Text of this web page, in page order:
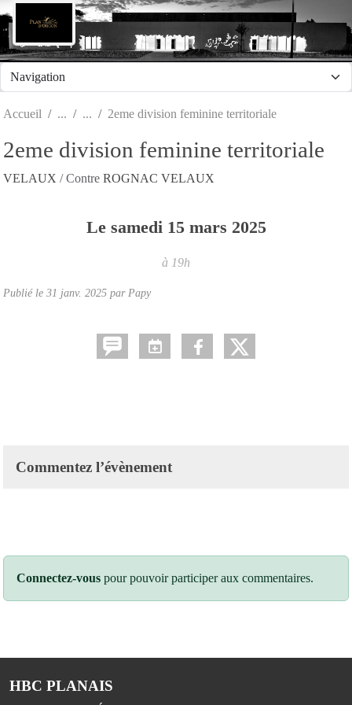
Accueil 2eme division feminine territoriale
2eme division feminine territoriale
VELAUX / Contre ROGNAC VELAUX
Le samedi 15 mars 2025
à 19h
Publié le 31 janv. 2025 par Papy
Commentez l’évènement
Connectez-vous pour pouvoir participer aux commentaires.
HBC PLANAIS
Panneau de gestion des cookies